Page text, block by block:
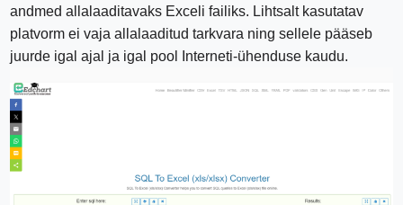
andmed allalaaditavaks Exceli failiks. Lihtsalt kasutatav
platvorm ei vaja allalaaditud tarkvara ning sellele pääseb
juurde igal ajal ja igal pool Interneti-ühenduse kaudu.